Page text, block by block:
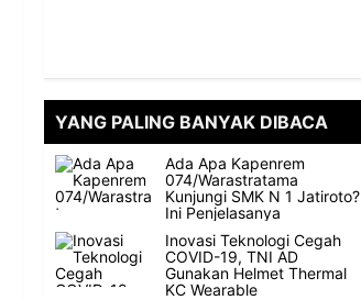
YANG PALING BANYAK DIBACA
Ada Apa Kapenrem
074/Warastratama
Kunjungi SMK N 1 Jatiroto?
Ini Penjelasanya
Inovasi Teknologi Cegah
COVID-19, TNI AD
Gunakan Helmet Thermal
KC Wearable